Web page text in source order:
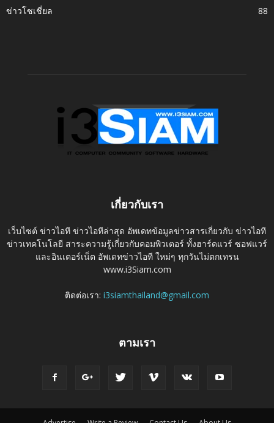
ข่าวโซเชี่ยล
88
เกี่ยวกับเรา
เว็บไซต์ ข่าวไอที ข่าวไอทีล่าสุด อัพเดทข้อมูลข่าวสารเกี่ยวกับ ข่าวไอที
ข่าวเทคโนโลยี สาระความรู้เกี่ยวกับคอมพิวเตอร์ ทั้งฮาร์ดแวร์ ซอฟแวร์
และอินเตอร์เน็ต อัพเดทข่าวไอที ใหม่ๆ ทุกวันไม่ตกเทรน
www.i3Siam.com
ติดต่อเรา: i3siamthailand@gmail.com
ตามเรา